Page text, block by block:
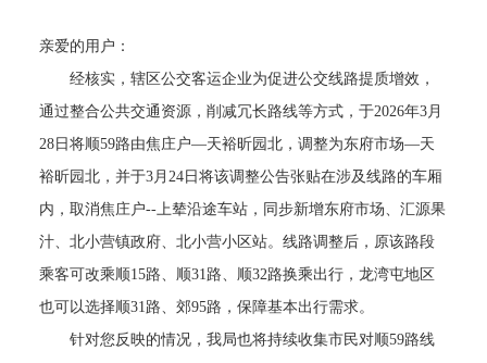
便民服务 利企服务 投资项目
中介服务 阳光政务
政民互动
12345网上接诉即办 我要咨询 我要建议
参与调查 在线访谈 图说互动
亲爱的用户：
经核实，辖区公交客运企业为促进公交线路提质增效，
通过整合公共交通资源，削减冗长路线等方式，于2026年3月
28日将顺59路由焦庄户—天裕昕园北，调整为东府市场—天
裕昕园北，并于3月24日将该调整公告张贴在涉及线路的车厢
内，取消焦庄户--上辇沿途车站，同步新增东府市场、汇源果
汁、北小营镇政府、北小营小区站。线路调整后，原该路段
乘客可改乘顺15路、顺31路、顺32路换乘出行，龙湾屯地区
也可以选择顺31路、郊95路，保障基本出行需求。
针对您反映的情况，我局也将持续收集市民对顺59路线